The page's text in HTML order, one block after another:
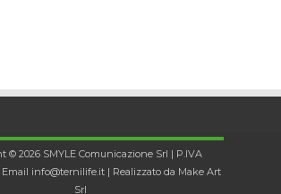
© 2026 SMYLE Comunicazione Srl | P.IVA
Email info@ternilife.it | Realizzato da Make Art
Srl